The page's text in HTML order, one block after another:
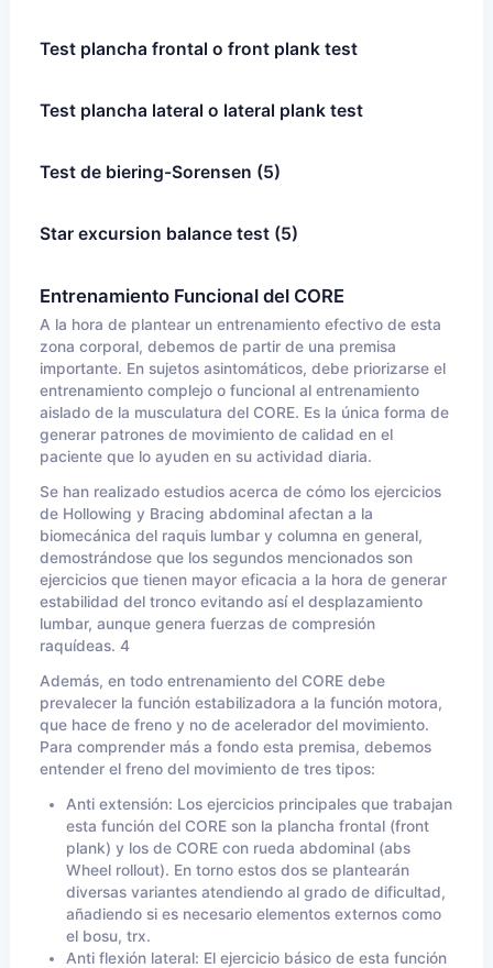
Test plancha frontal o front plank test
Test plancha lateral o lateral plank test
Test de biering-Sorensen (5)
Star excursion balance test (5)
Entrenamiento Funcional del CORE
A la hora de plantear un entrenamiento efectivo de esta
zona corporal, debemos de partir de una premisa
importante. En sujetos asintomáticos, debe priorizarse el
entrenamiento complejo o funcional al entrenamiento
aislado de la musculatura del CORE. Es la única forma de
generar patrones de movimiento de calidad en el
paciente que lo ayuden en su actividad diaria.
Se han realizado estudios acerca de cómo los ejercicios
de Hollowing y Bracing abdominal afectan a la
biomecánica del raquis lumbar y columna en general,
demostrándose que los segundos mencionados son
ejercicios que tienen mayor eficacia a la hora de generar
estabilidad del tronco evitando así el desplazamiento
lumbar, aunque genera fuerzas de compresión
raquídeas. 4
Además, en todo entrenamiento del CORE debe
prevalecer la función estabilizadora a la función motora,
que hace de freno y no de acelerador del movimiento.
Para comprender más a fondo esta premisa, debemos
entender el freno del movimiento de tres tipos:
Anti extensión: Los ejercicios principales que trabajan
esta función del CORE son la plancha frontal (front
plank) y los de CORE con rueda abdominal (abs
Wheel rollout). En torno estos dos se plantearán
diversas variantes atendiendo al grado de dificultad,
añadiendo si es necesario elementos externos como
el bosu, trx.
Anti flexión lateral: El ejercicio básico de esta función